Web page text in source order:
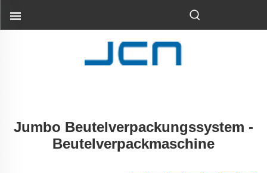
Jumbo Beutelverpackungssystem -
Beutelverpackmaschine